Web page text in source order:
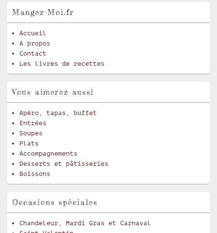
Mangez-Moi.fr
Accueil
A propos
Contact
Les livres de recettes
Vous aimerez aussi
Apéro, tapas, buffet
Entrées
Soupes
Plats
Accompagnements
Desserts et pâtisseries
Boissons
Occasions spéciales
Chandeleur, Mardi Gras et Carnaval